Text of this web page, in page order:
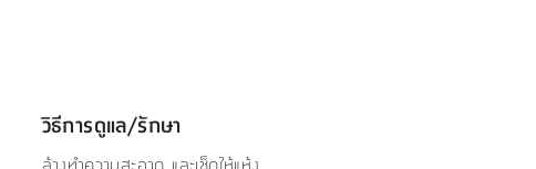
วิธีการดูแล/รักษา
ล้างทำความสะอาด และเช็ดให้แห้ง